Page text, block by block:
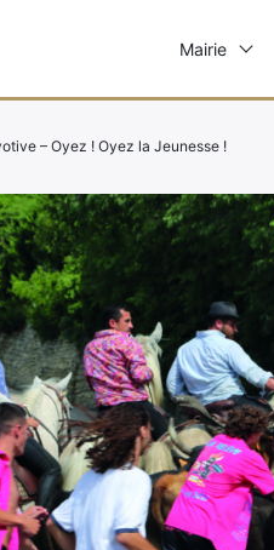
– Oyez ! Oyez la Jeunesse !
Mairie